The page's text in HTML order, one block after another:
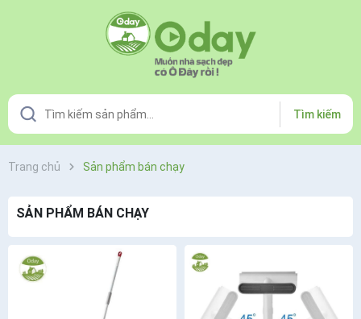
Tìm kiếm
Trang chủ Sản phẩm bán chạy
SẢN PHẨM BÁN CHẠY